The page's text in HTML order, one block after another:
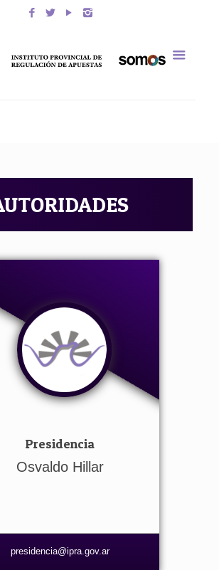
Presidencia
Osvaldo Hillar
presidencia@ipra.gov.ar